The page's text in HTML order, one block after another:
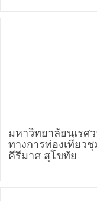
มหาวิทยาลัยนเรศ
ทางการท่องเที่ยว
คีรีมาศ สุโขทัย